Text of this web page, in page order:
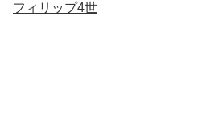
フィリップ4世